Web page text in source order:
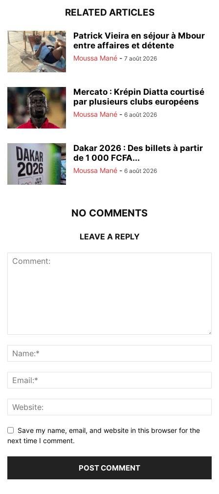
RELATED ARTICLES
Patrick Vieira en séjour à Mbour
entre affaires et détente
Moussa Mané - 7 août 2026
Mercato : Krépin Diatta courtisé
par plusieurs clubs européens
Moussa Mané - 6 août 2026
Dakar 2026 : Des billets à partir
de 1 000 FCFA...
Moussa Mané - 6 août 2026
NO COMMENTS
LEAVE A REPLY
Save my name, email, and website in this browser for the
next time I comment.